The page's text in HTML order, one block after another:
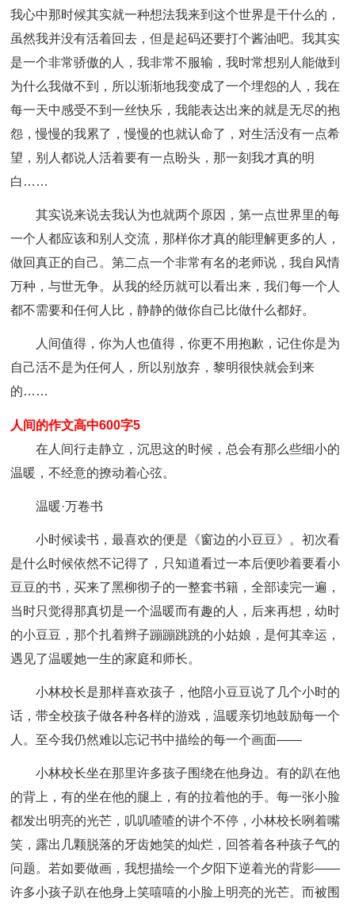
我心中那时候其实就一种想法我来到这个世界是干什么的，
虽然我并没有活着回去，但是起码还要打个酱油吧。我其实
是一个非常骄傲的人，我非常不服输，我时常想别人能做到
为什么我做不到，所以渐渐地我变成了一个埋怨的人，我在
每一天中感受不到一丝快乐，我能表达出来的就是无尽的抱
怨，慢慢的我累了，慢慢的也就认命了，对生活没有一点希
望，别人都说人活着要有一点盼头，那一刻我才真的明
白……
其实说来说去我认为也就两个原因，第一点世界里的每
一个人都应该和别人交流，那样你才真的能理解更多的人，
做回真正的自己。第二点一个非常有名的老师说，我自风情
万种，与世无争。从我的经历就可以看出来，我们每一个人
都不需要和任何人比，静静的做你自己比做什么都好。
人间值得，你为人也值得，你更不用抱歉，记住你是为
自己活不是为任何人，所以别放弃，黎明很快就会到来
的……
人间的作文高中600字5
在人间行走静立，沉思这的时候，总会有那么些细小的
温暖，不经意的撩动着心弦。
温暖·万卷书
小时候读书，最喜欢的便是《窗边的小豆豆》。初次看
是什么时候依然不记得了，只知道看过一本后便吵着要看小
豆豆的书，买来了黑柳彻子的一整套书籍，全部读完一遍，
当时只觉得那真切是一个温暖而有趣的人，后来再想，幼时
的小豆豆，那个扎着辫子蹦蹦跳跳的小姑娘，是何其幸运，
遇见了温暖她一生的家庭和师长。
小林校长是那样喜欢孩子，他陪小豆豆说了几个小时的
话，带全校孩子做各种各样的游戏，温暖亲切地鼓励每一个
人。至今我仍然难以忘记书中描绘的每一个画面——
小林校长坐在那里许多孩子围绕在他身边。有的趴在他
的背上，有的坐在他的腿上，有的拉着他的手。每一张小脸
都发出明亮的光芒，叽叽喳喳的讲个不停，小林校长咧着嘴
笑，露出几颗脱落的牙齿她笑的灿烂，回答着各种孩子气的
问题。若如要做画，我想描绘一个夕阳下逆着光的背影——
许多小孩子趴在他身上笑嘻嘻的小脸上明亮的光芒。而被围